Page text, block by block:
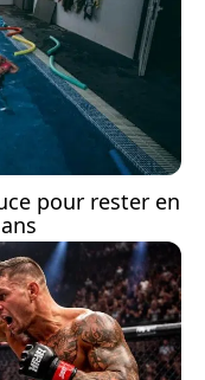
pour rester en